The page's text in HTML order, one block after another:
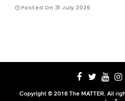
Posted On 31 July 2026
Copyright © 2018 The MATTER. All